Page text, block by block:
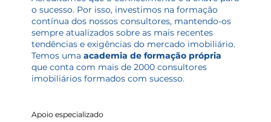
o sucesso. Por isso, investimos na formação
contínua dos nossos consultores, mantendo-os
sempre atualizados sobre as mais recentes
tendências e exigências do mercado imobiliário.
Temos umaacademia de formação própria
que conta com mais de 2000 consultores
imobiliários formados com sucesso.
Apoio especializado